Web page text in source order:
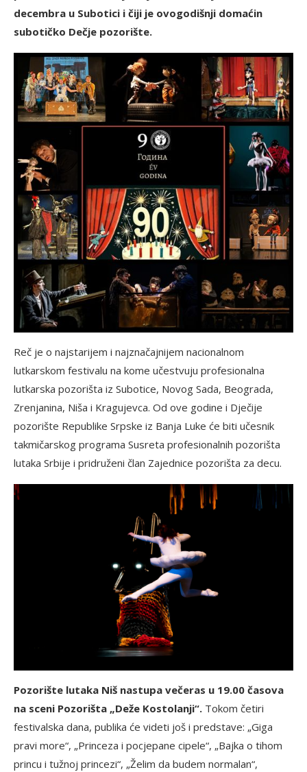
decembra u Subotici i čiji je ovogodišnji domaćin
subotičko Dečje pozorište.
Reč je o najstarijem i najznačajnijem nacionalnom
lutkarskom festivalu na kome učestvuju profesionalna
lutkarska pozorišta iz Subotice, Novog Sada, Beograda,
Zrenjanina, Niša i Kragujevca. Od ove godine i Dječije
pozorište Republike Srpske iz Banja Luke će biti učesnik
takmičarskog programa Susreta profesionalnih pozorišta
lutaka Srbije i pridruženi član Zajednice pozorišta za decu.
Pozorište lutaka Niš nastupa večeras u 19.00 časova
na sceni Pozorišta „Deže Kostolanji“. Tokom četiri
festivalska dana, publika će videti još i predstave: „Giga
pravi more“, „Princeza i pocjepane cipele“, „Bajka o tihom
princu i tužnoj princezi“, „Želim da budem normalan“,